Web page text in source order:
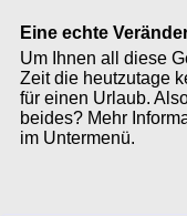
Eine echte
Um Ihnen all diese
Zeit die heutzutage
für einen Urlaub.
beides? Mehr
im Untermenü.